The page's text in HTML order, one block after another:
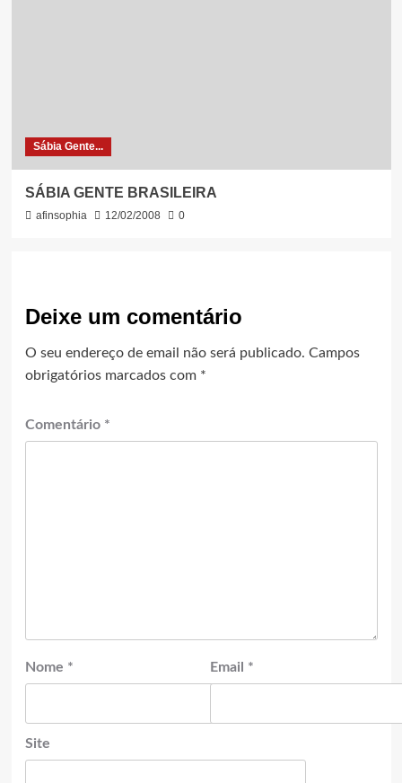
Sábia Gente...
SÁBIA GENTE BRASILEIRA
afinsophia 12/02/2008 0
Deixe um comentário
O seu endereço de email não será publicado. Campos
obrigatórios marcados com *
Comentário *
Nome * Email *
Site